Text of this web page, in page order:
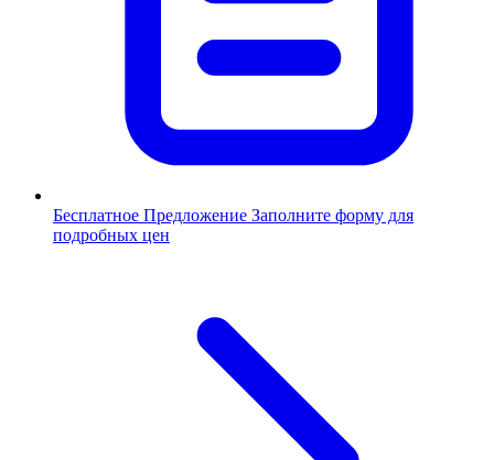
Бесплатное Предложение Заполните форму для
подробных цен